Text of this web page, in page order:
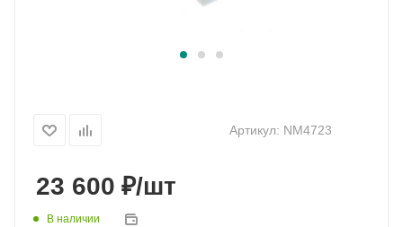
Артикул: NM4723
23 600 ₽/шт
В наличии